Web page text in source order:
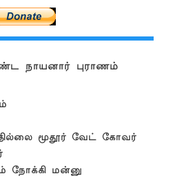
நாயனார் புராணம்
மூதூர் வேட் கோவர்
நோக்கி மன்னு